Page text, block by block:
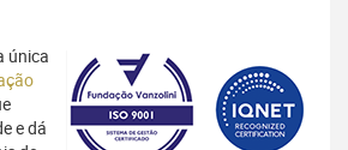
única
e dá